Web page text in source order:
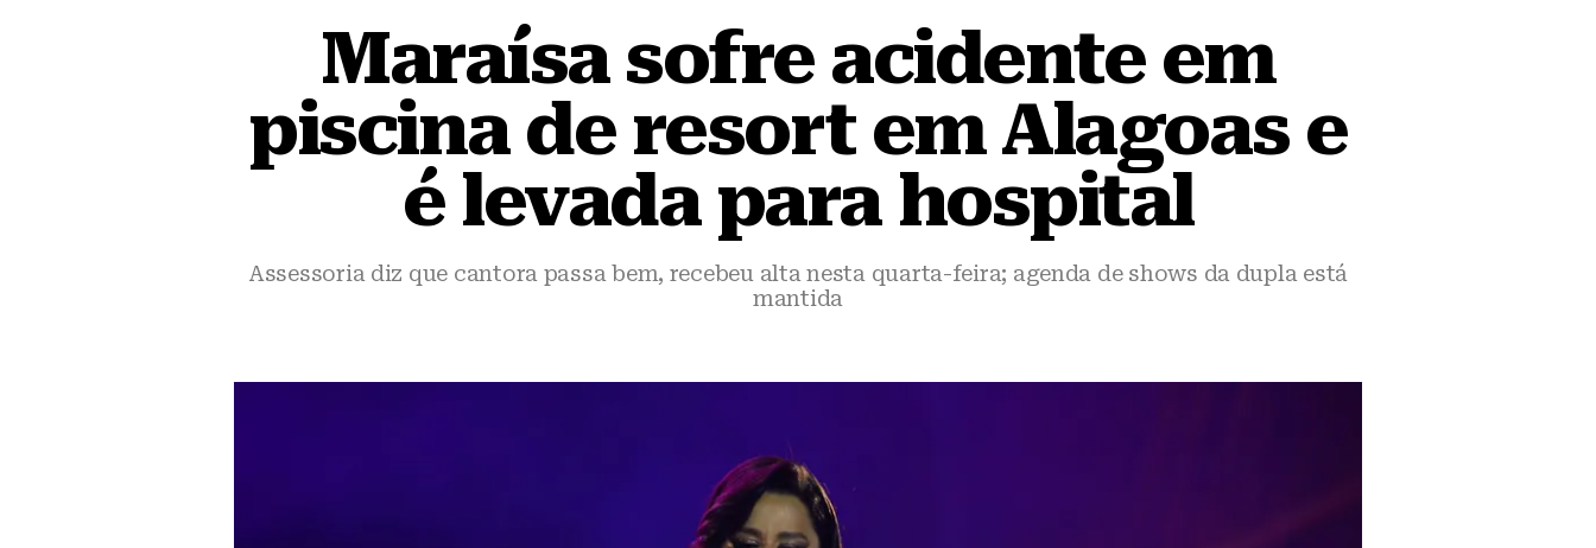
Maraísa sofre acidente em
piscina de resort em Alagoas e
é levada para hospital
Assessoria diz que cantora passa bem, recebeu alta nesta quarta-feira; agenda de shows da dupla está
mantida